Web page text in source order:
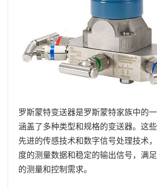
罗斯蒙特变送器是罗斯蒙特家族中的
涵盖了多种类型和规格的变送器。这
先进的传感技术和数字信号处理技术
度的测量数据和稳定的输出信号，满
的测量和控制需求。